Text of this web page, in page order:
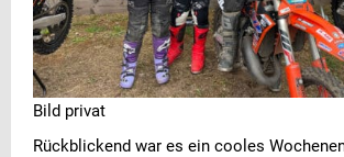
Bild privat
Rückblickend war es ein cooles